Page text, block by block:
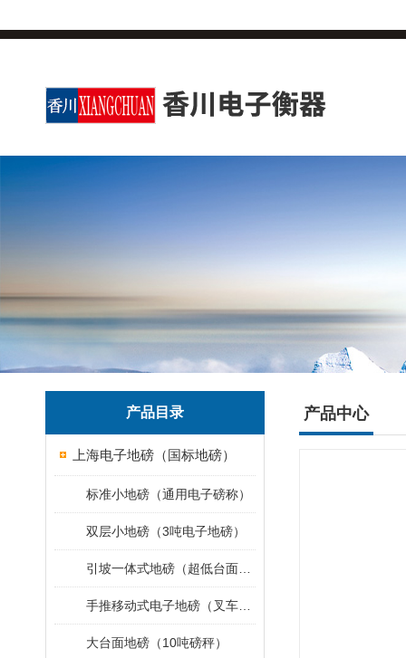
产品目录
上海电子地磅（国标地磅）
标准小地磅（通用电子磅称）
双层小地磅（3吨电子地磅）
大台面地磅（10吨磅秤）
产品中心